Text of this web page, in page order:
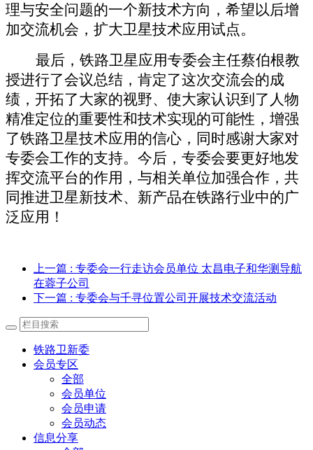
理与安全问题的一个新技术方向，希望以后增
加交流机会， 扩大卫星技术应用试点。
最后，铁路卫星应用专委会主任蔡伯根教
授进行了会议总结，肯定了这次交流会的成
绩，开拓了大家的视野、 使大家认识到了人物
精准定位的重要性和技术实现的可能性，增强
了铁路卫星技术应用的信心 ， 同时感谢大家对
专委会工作的支持。今后，专委会要更好地发
挥交流平台的作用，与相关单位加强合作 ，共
同推进卫星新技术、新产品在铁路行业中的广
泛应用 ！
上一篇 : 专委会一行走访会员单位 太昌电子和华测导航
在蓉子公司
下一篇 : 专委会与千寻位置公司开展技术交流活动
铁路卫新委
会员专区
全部
会员单位
会员申请
会员动态
信息分享